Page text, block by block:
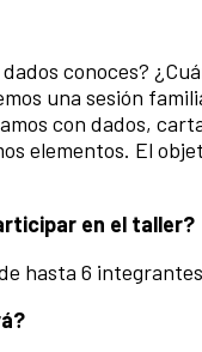
conoces?
una sesión
con dados,
elementos. El
en el taller?
hasta 6